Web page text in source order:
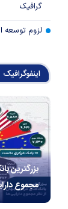
گرافیک
لزوم توسعه
اینفوگرافیک
بزرگترین
مجموع